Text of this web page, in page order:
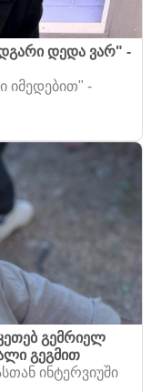
დედა ვარ" -
იმედებით" -
გემრიელ
გეგმით
ინტერვიუში